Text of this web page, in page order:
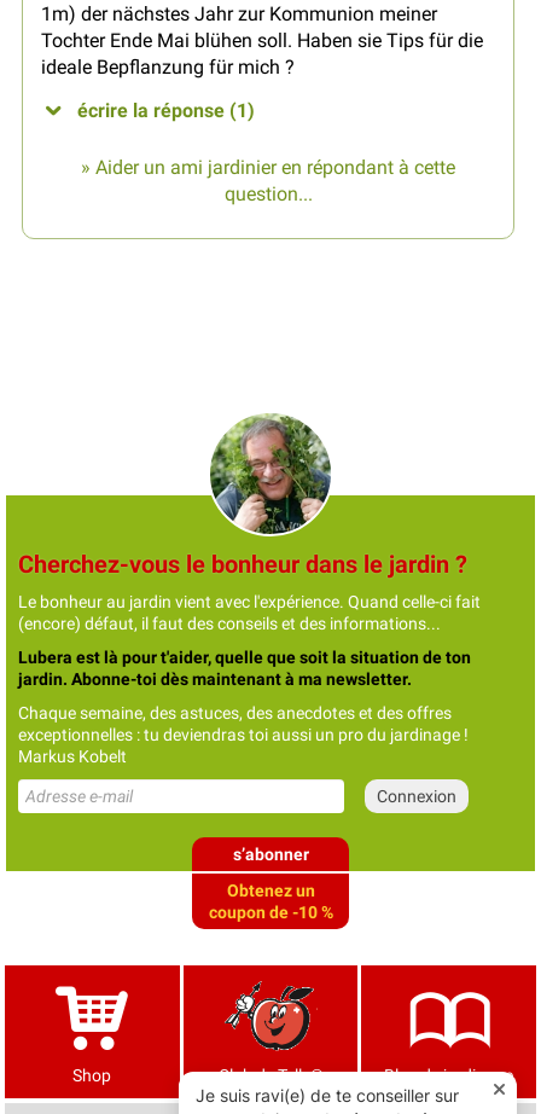
1m) der nächstes Jahr zur Kommunion meiner
Tochter Ende Mai blühen soll. Haben sie Tips für die
ideale Bepflanzung für mich ?
écrire la réponse (1)
» Aider un ami jardinier en répondant à cette
question...
Cherchez-vous le bonheur dans le jardin ?
Le bonheur au jardin vient avec l'expérience. Quand celle-ci fait
(encore) défaut, il faut des conseils et des informations...
Lubera est là pour t'aider, quelle que soit la situation de ton
jardin. Abonne-toi dès maintenant à ma newsletter.
Chaque semaine, des astuces, des anecdotes et des offres
exceptionnelles : tu deviendras toi aussi un pro du jardinage !
Markus Kobelt
s’abonner
Obtenez un
coupon de -10 %
Shop Club de Tells® Blog de jardinage